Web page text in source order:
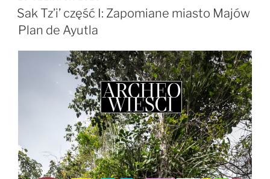
królestwo
–
Lacanja
Tzeltal”
W
Sak Tz’i’ część I: Zapomiane miasto Majów
Plan de Ayutla